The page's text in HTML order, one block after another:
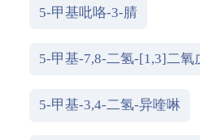
5-甲基吡咯-3-腈
5-甲基-7,8-二氢-[1,3]二氧
5-甲基-3,4-二氢-异喹啉